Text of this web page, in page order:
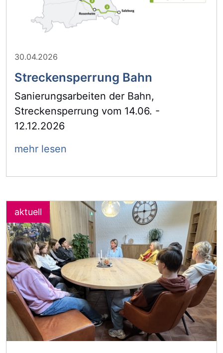
30.04.2026
Streckensperrung Bahn
Sanierungsarbeiten der Bahn,
Streckensperrung vom 14.06. -
12.12.2026
mehr lesen